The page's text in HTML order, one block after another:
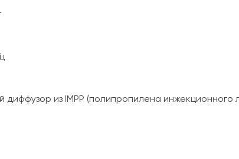
из IMPP (полипропилена